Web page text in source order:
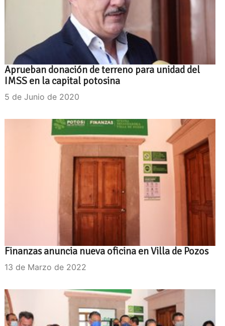
Aprueban donación de terreno para unidad del
IMSS en la capital potosina
5 de Junio de 2020
Finanzas anuncia nueva oficina en Villa de Pozos
13 de Marzo de 2022